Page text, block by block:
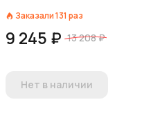
Заказали131 раз
9 245 ₽ 13 208 ₽
Нет в наличии